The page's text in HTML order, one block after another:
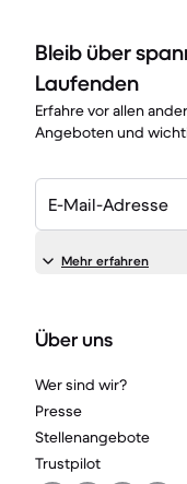
Bleib über
Laufenden
Erfahre vor allen
Angeboten und
E-Mail-Adresse
Mehr erfahren
Über uns
Wer sind wir?
Presse
Stellenangebote
Trustpilot